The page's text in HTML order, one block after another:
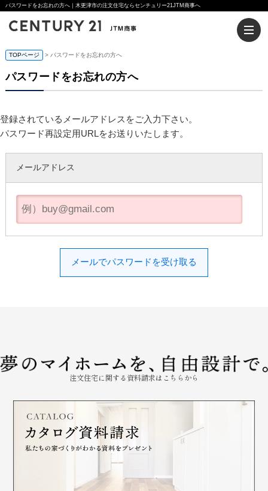
パスワードをお忘れの方へ｜木更津市の注文住宅ならセンチュリー21JTM商事へ
TOPページ > パスワードをお忘れの方へ
パスワードをお忘れの方へ
登録されているメールアドレスをご入力下さい。
パスワード再設定用URLをお送りいたします。
メールアドレス
注文住宅に関する資料請求はこちらから